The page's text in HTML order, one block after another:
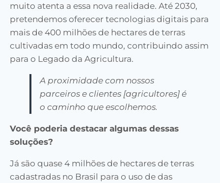
muito atenta a essa nova realidade. Até 2030,
pretendemos oferecer tecnologias digitais para
mais de 400 milhões de hectares de terras
cultivadas em todo mundo, contribuindo assim
para o Legado da Agricultura.
A proximidade com nossos
parceiros e clientes [agricultores] é
o caminho que escolhemos.
Você poderia destacar algumas dessas
soluções?
Já são quase 4 milhões de hectares de terras
cadastradas no Brasil para o uso de das